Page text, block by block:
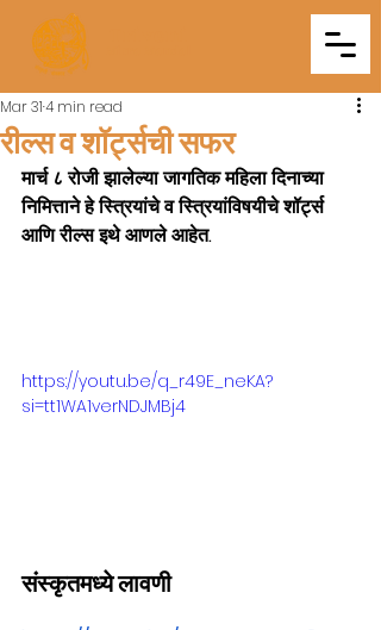
रील्स व शॉर्ट्सची सफर
Mar 314 min read
मार्च ८ रोजी झालेल्या जागतिक महिला दिनाच्या
निमित्ताने हे स्त्रियांचे व स्त्रियांविषयीचे शॉर्ट्स
आणि रील्स इथे आणले आहेत.
https://youtu.be/q_r49E_neKA?
si=tt1WA1verNDJMBj4
संस्कृतमध्ये लावणी